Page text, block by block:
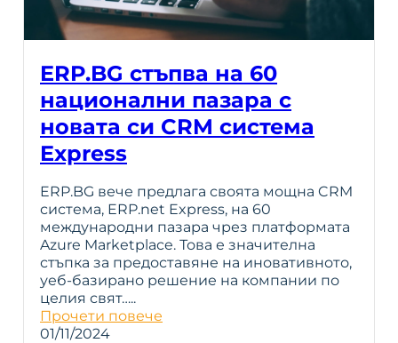
ERP.BG стъпва на 60
национални пазара с
новата си CRM система
Express
ERP.BG вече предлага своята мощна CRM
система, ERP.net Express, на 60
международни пазара чрез платформата
Azure Marketplace. Това е значителна
стъпка за предоставяне на иновативното,
уеб-базирано решение на компании по
целия свят…..
Прочети повече
01/11/2024